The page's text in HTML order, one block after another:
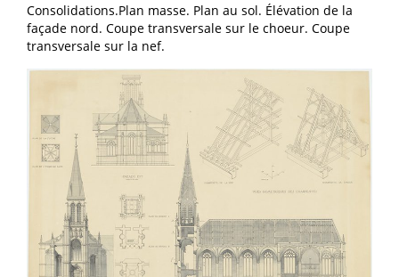
Consolidations.Plan masse. Plan au sol. Élévation de la
façade nord. Coupe transversale sur le choeur. Coupe
transversale sur la nef.